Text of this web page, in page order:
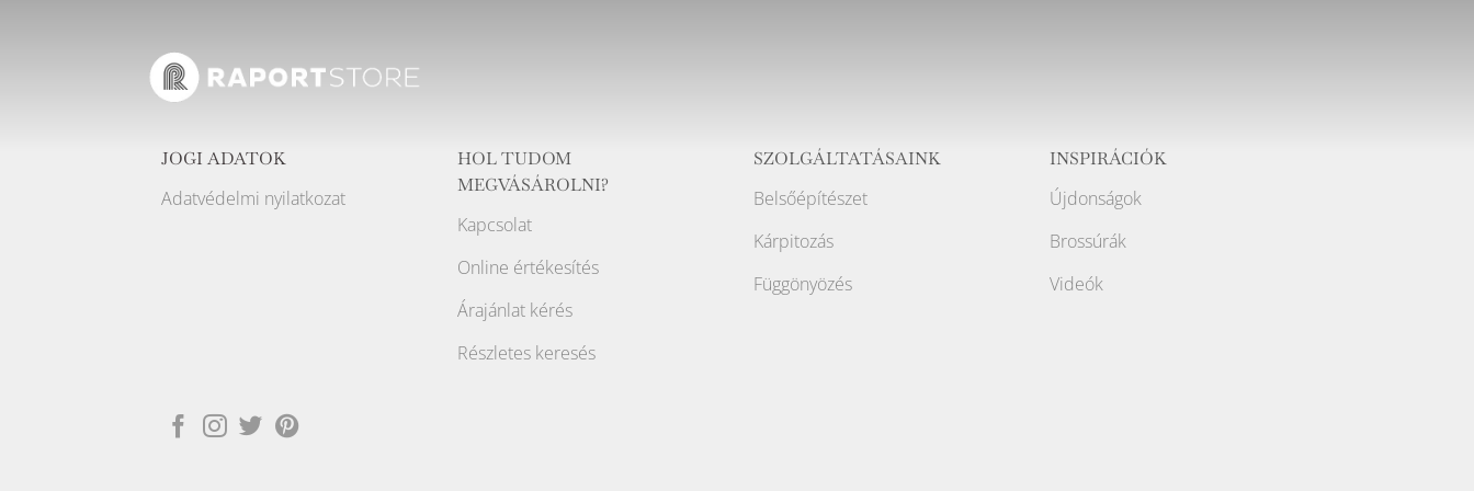
JOGI ADATOK
Adatvédelmi nyilatkozat
HOL TUDOM
MEGVÁSÁROLNI?
Kapcsolat
Online értékesítés
Árajánlat kérés
Részletes keresés
SZOLGÁLTATÁSAINK
Belsőépítészet
Kárpitozás
Függönyözés
INSPIRÁCIÓK
Újdonságok
Brossúrák
Videók